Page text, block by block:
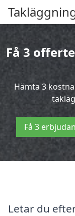
Få 3
Hämta 3
Få 3
Letar du